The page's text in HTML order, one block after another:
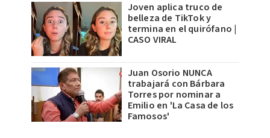
Joven aplica truco de
belleza de TikTok y
termina en el quirófano |
CASO VIRAL
Juan Osorio NUNCA
trabajará con Bárbara
Torres por nominar a
Emilio en 'La Casa de los
Famosos'